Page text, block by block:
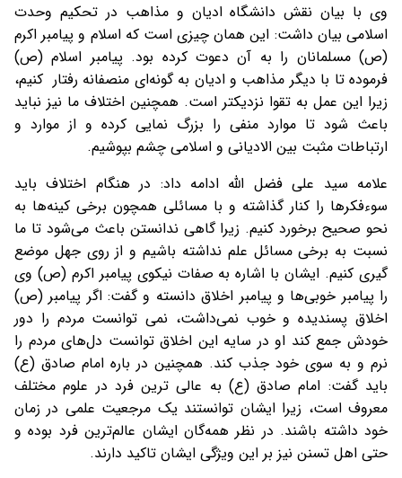
وی با بیان نقش دانشگاه ادیان و مذاهب در تحکیم وحدت
اسلامی بیان داشت: این همان چیزی است که اسلام و پیامبر اکرم
(ص) مسلمانان را به آن دعوت کرده بود. پیامبر اسلام (ص)‌
فرموده تا با دیگر مذاهب و ادیان به گونه‌ای منصفانه رفتار کنیم،
زیرا این عمل به تقوا نزدیکتر است. همچنین اختلاف ما نیز نباید
باعث شود تا موارد منفی را بزرگ نمایی کرده و از موارد و
ارتباطات مثبت بین الادیانی و اسلامی چشم بپوشیم.
علامه سید علی فضل الله ادامه داد: در هنگام اختلاف باید
سوءفکرها را کنار گذاشته و با مسائلی همچون برخی کینه‌ها به
نحو صحیح برخورد کنیم. زیرا گاهی ندانستن باعث می‌شود تا ما
نسبت به برخی مسائل علم نداشته باشیم و از روی جهل موضع
گیری کنیم. ایشان با اشاره به صفات نیکوی پیامبر اکرم (ص) وی
را پیامبر خوبی‌ها و پیامبر اخلاق دانسته و گفت: اگر پیامبر (ص)
اخلاق پسندیده و خوب نمی‌داشت، نمی توانست مردم را دور
خودش جمع کند او در سایه این اخلاق توانست دل‌های مردم را
نرم و به سوی خود جذب کند. همچنین در باره امام صادق (ع)
باید گفت: امام صادق (ع) به عالی ترین فرد در علوم مختلف
معروف است، زیرا ایشان توانستند یک مرجعیت علمی در زمان
خود داشته باشند. در نظر همه‌گان ایشان عالم‌ترین فرد بوده و
حتی اهل تسنن نیز بر این ویژگی ایشان تاکید دارند.